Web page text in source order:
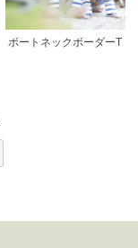
ボートネックボーダーT